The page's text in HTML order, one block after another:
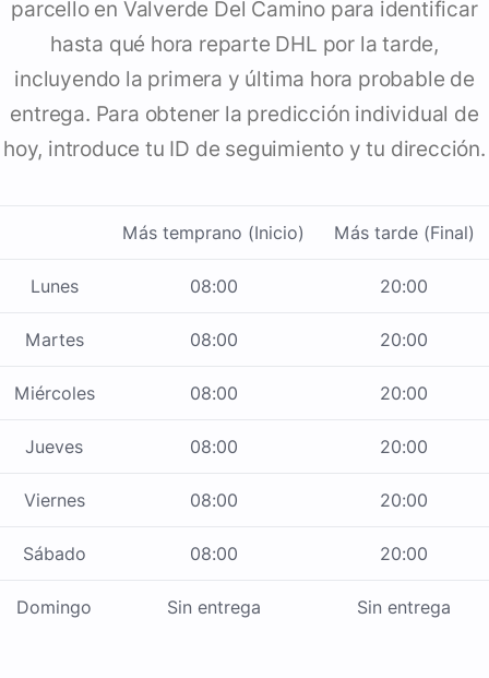
parcello en Valverde Del Camino para identificar
hasta qué hora reparte DHL por la tarde,
incluyendo la primera y última hora probable de
entrega. Para obtener la predicción individual de
hoy, introduce tu ID de seguimiento y tu dirección.
Más temprano (Inicio) Más tarde (Final)
Lunes 08:00 20:00
Martes 08:00 20:00
Miércoles 08:00 20:00
Jueves 08:00 20:00
Viernes 08:00 20:00
Sábado 08:00 20:00
Domingo Sin entrega Sin entrega